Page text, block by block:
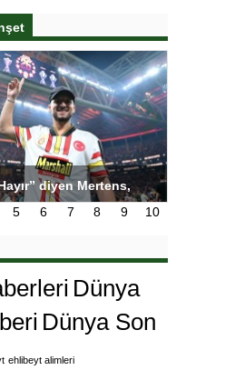
Kuraş’ta Gururlandırdı
5 6 7 8 9 10
Dünya
Dünya Son
ehlibeyt alimleri